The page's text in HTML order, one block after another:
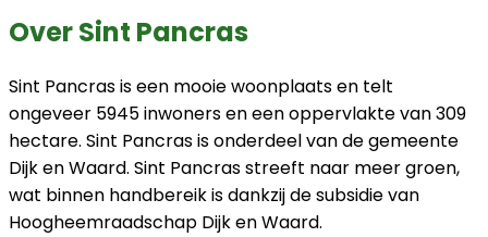
Over Sint Pancras
Sint Pancras is een mooie woonplaats en telt
ongeveer 5945 inwoners en een oppervlakte van 309
hectare. Sint Pancras is onderdeel van de gemeente
Dijk en Waard. Sint Pancras streeft naar meer groen,
wat binnen handbereik is dankzij de subsidie van
Hoogheemraadschap Dijk en Waard.